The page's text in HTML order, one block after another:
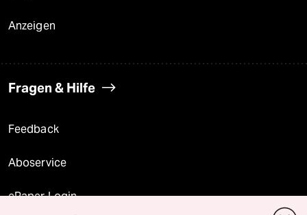
Anzeigen
Fragen & Hilfe
Feedback
Aboservice
ePaper Login